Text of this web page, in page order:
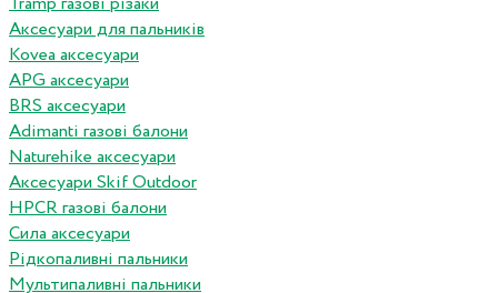
Аксесуари для пальників
Kovea аксесуари
APG аксесуари
BRS аксесуари
Adimanti газові балони
Naturehike аксесуари
Аксесуари Skif Outdoor
HPCR газові балони
Сила аксесуари
Рідкопаливні пальники
Мультипаливні пальники